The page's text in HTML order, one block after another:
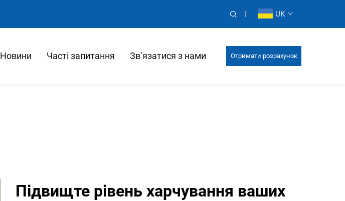
UK
Новини Часті запитання Зв’язатися з нами Отримати розрахунок
Підвищте рівень харчування ваших